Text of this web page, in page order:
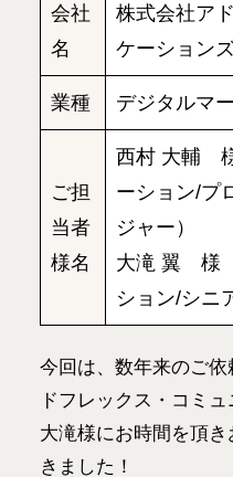
会社
名
株式会社ア
ケーション
業種 デジタルマ
ご担
当者
様名
西村 大輔
ーション/プ
ジャー）
大滝 翼 様
ション/シニ
今回は、数年来のご
ドフレックス・コミ
大滝様にお時間を頂
きました！